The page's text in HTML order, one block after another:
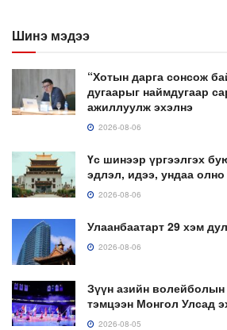
Шинэ мэдээ
“Хотын дарга сонсож
дугаарыг наймдугаар
ажиллуулж эхэлнэ
2026-08-06
Үс шинээр үргээлгэх
эдлэл, идээ, ундаа олно
2026-08-06
Улаанбаатарт 29 хэм
2026-08-06
Зүүн азийн
тэмцээн Монгол Улсад
2026-08-05